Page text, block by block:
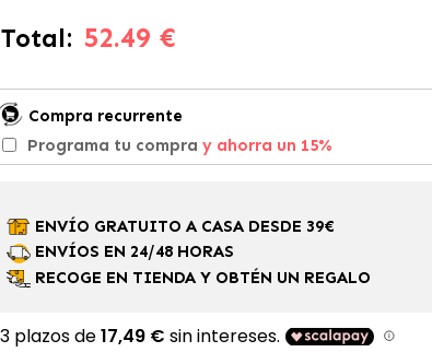
Total: 52.49 €
Compra recurrente
Programa tu compra y ahorra un 15%
ENVÍO GRATUITO A CASA DESDE 39€
ENVÍOS EN 24/48 HORAS
RECOGE EN TIENDA Y OBTÉN UN REGALO